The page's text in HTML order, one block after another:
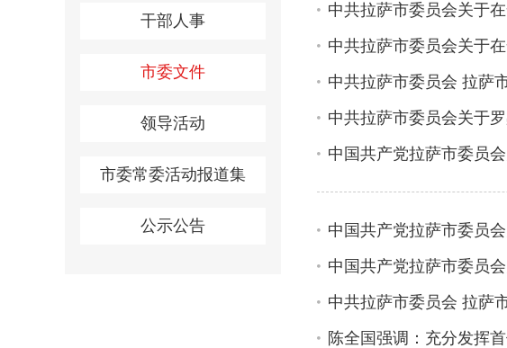
干部人事
市委文件
领导活动
市委常委活动报道集
公示公告
中共拉萨市委员会关于
中共拉萨市委员会关于
中共拉萨市委员会 拉萨
中共拉萨市委员会关于
中国共产党拉萨市委员
中国共产党拉萨市委员
中国共产党拉萨市委员
中共拉萨市委员会 拉萨
陈全国强调：充分发挥